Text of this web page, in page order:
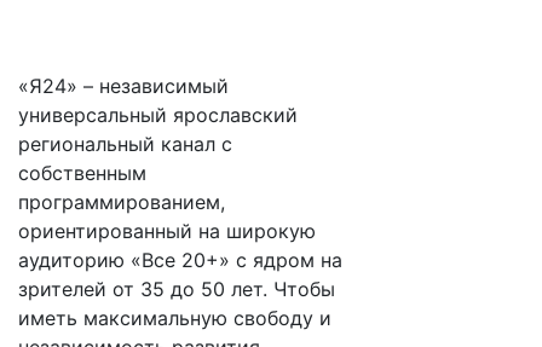
«Я24» – независимый
универсальный ярославский
региональный канал с
собственным
программированием,
ориентированный на широкую
аудиторию «Все 20+» с ядром на
зрителей от 35 до 50 лет. Чтобы
иметь максимальную свободу и